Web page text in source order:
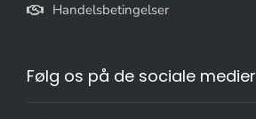
Handelsbetingelser
Følg os på de sociale medier